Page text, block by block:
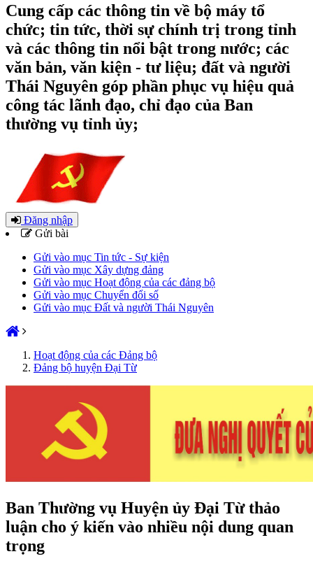
Cung cấp các thông tin về bộ máy tổ
chức; tin tức, thời sự chính trị trong tỉnh
và các thông tin nổi bật trong nước; các
văn bản, văn kiện - tư liệu; đất và người
Thái Nguyên góp phần phục vụ hiệu quả
công tác lãnh đạo, chỉ đạo của Ban
thường vụ tỉnh ủy;
Đăng nhập
Gửi bài
Gửi vào mục Tin tức - Sự kiện
Gửi vào mục Xây dựng đảng
Gửi vào mục Hoạt động của các đảng bộ
Gửi vào mục Chuyển đổi số
Gửi vào mục Đất và người Thái Nguyên
Hoạt động của các Đảng bộ
Đảng bộ huyện Đại Từ
Ban Thường vụ Huyện ủy Đại Từ thảo
luận cho ý kiến vào nhiều nội dung quan
trọng